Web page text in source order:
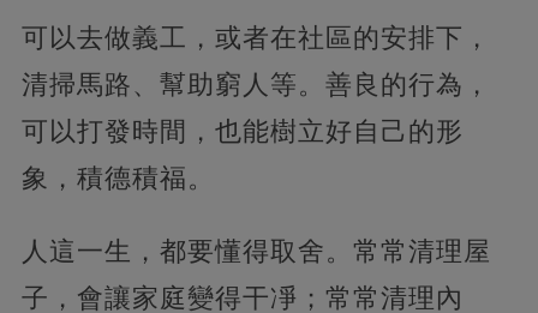
可以去做義工，或者在社區的安排下，
清掃馬路、幫助窮人等。善良的行為，
可以打發時間，也能樹立好自己的形
象，積德積福。
人這一生，都要懂得取舍。常常清理屋
子，會讓家庭變得干凈；常常清理內